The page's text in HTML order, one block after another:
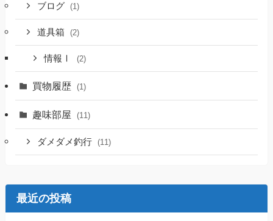
ブログ (1)
道具箱 (2)
情報Ⅰ (2)
買物履歴 (1)
趣味部屋 (11)
ダメダメ釣行 (11)
最近の投稿